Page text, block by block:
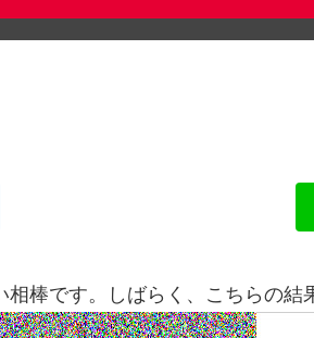
棒です。しばらく、こちらの結